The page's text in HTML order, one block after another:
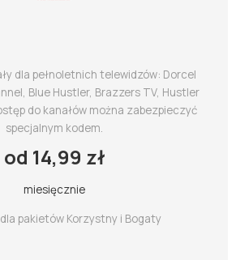
dla pełnoletnich telewidzów: Dorcel
Blue Hustler, Brazzers TV, Hustler
do kanałów można zabezpieczyć
specjalnym kodem.
od 14,99 zł
miesięcznie
pakietów Korzystny i Bogaty